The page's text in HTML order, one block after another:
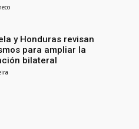
y Honduras revisan
para ampliar la
bilateral